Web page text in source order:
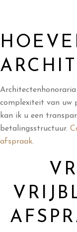
complexiteit van uw
kan ik u een
betalingsstructuur.
afspraak.